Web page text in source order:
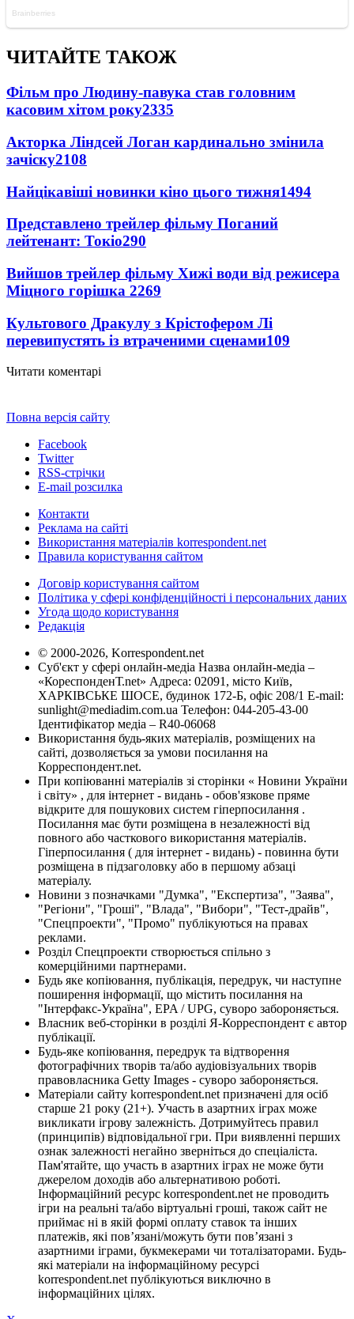
ЧИТАЙТЕ ТАКОЖ
Фільм про Людину-павука став головним
касовим хітом року2335
Акторка Ліндсей Логан кардинально змінила
зачіску2108
Найцікавіші новинки кіно цього тижня1494
Представлено трейлер фільму Поганий
лейтенант: Токіо290
Вийшов трейлер фільму Хижі води від режисера
Міцного горішка 2269
Культового Дракулу з Крістофером Лі
перевипустять із втраченими сценами109
Читати коментарі
Повна версія сайту
Facebook
Twitter
RSS-стрічки
E-mail розсилка
Контакти
Реклама на сайті
Використання матеріалів korrespondent.net
Правила користування сайтом
Договір користування сайтом
Політика у сфері конфіденційності і персональних даних
Угода щодо користування
Редакція
© 2000-2026, Korrespondent.net
Суб'єкт у сфері онлайн-медіа Назва онлайн-медіа –
«КореспонденТ.net» Адреса: 02091, місто Київ,
ХАРКІВСЬКЕ ШОСЕ, будинок 172-Б, офіс 208/1 E-mail:
sunlight@mediadim.com.ua Телефон: 044-205-43-00
Ідентифікатор медіа – R40-06068
Використання будь-яких матеріалів, розміщених на
сайті, дозволяється за умови посилання на
Корреспондент.net.
При копіюванні матеріалів зі сторінки « Новини України
і світу» , для інтернет - видань - обов'язкове пряме
відкрите для пошукових систем гіперпосилання .
Посилання має бути розміщена в незалежності від
повного або часткового використання матеріалів.
Гіперпосилання ( для інтернет - видань) - повинна бути
розміщена в підзаголовку або в першому абзаці
матеріалу.
Новини з позначками "Думка", "Експертиза", "Заява",
"Регіони", "Гроші", "Влада", "Вибори", "Тест-драйв",
"Спецпроекти", "Промо" публікуються на правах
реклами.
Розділ Спецпроекти створюється спільно з
комерційними партнерами.
Будь яке копіювання, публікація, передрук, чи наступне
поширення інформації, що містить посилання на
"Інтерфакс-Україна", EPA / UPG, суворо забороняється.
Власник веб-сторінки в розділі Я-Корреспондент є автор
публікації.
Будь-яке копіювання, передрук та відтворення
фотографічних творів та/або аудіовізуальних творів
правовласника Getty Images - суворо забороняється.
Матеріали сайту korrespondent.net призначені для осіб
старше 21 року (21+). Участь в азартних іграх може
викликати ігрову залежність. Дотримуйтесь правил
(принципів) відповідальної гри. При виявленні перших
ознак залежності негайно зверніться до спеціаліста.
Пам'ятайте, що участь в азартних іграх не може бути
джерелом доходів або альтернативою роботі.
Інформаційний ресурс korrespondent.net не проводить
ігри на реальні та/або віртуальні гроші, також сайт не
приймає ні в якій формі оплату ставок та інших
платежів, які пов’язані/можуть бути пов’язані з
азартними іграми, букмекерами чи тоталізаторами. Будь-
які матеріали на інформаційному ресурсі
korrespondent.net публікуються виключно в
інформаційних цілях.